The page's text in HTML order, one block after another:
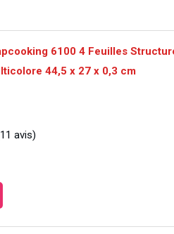
6100 4 Feuilles
44,5 x 27 x 0,3 cm
avis)